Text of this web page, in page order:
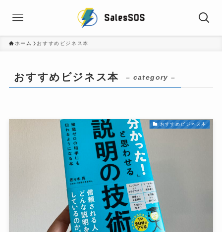
ホーム おすすめビジネス本
おすすめビジネス本 – category –
おすすめビジネス本